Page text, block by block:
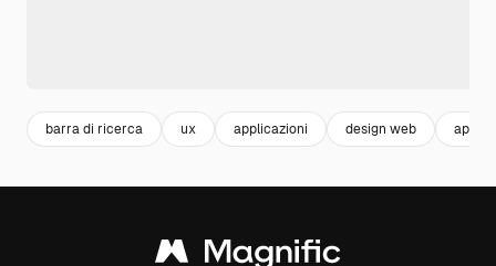
barra di ricerca ux applicazioni design web app